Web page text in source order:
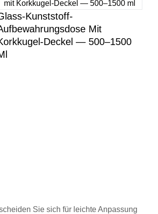
Kunststoff-
Mit
Deckel — 500–1500
Sie sich für leichte Anpassung